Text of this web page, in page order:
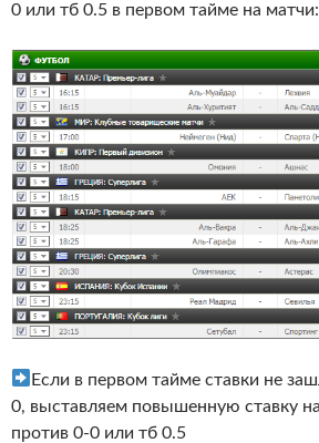
0 или тб 0.5 в первом тайме на матчи:
Если в первом тайме ставки не
0, выставляем повышенную ставку
против 0-0 или тб 0.5